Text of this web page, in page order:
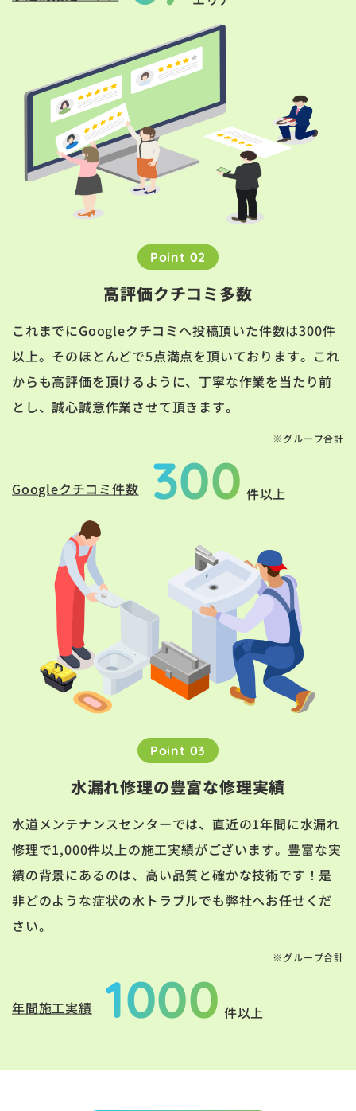
Point 02
高評価クチコミ多数
これまでにGoogleクチコミへ投稿頂いた件数は300件
以上。そのほとんどで5点満点を頂いております。これ
からも高評価を頂けるように、丁寧な作業を当たり前
とし、誠心誠意作業させて頂きます。
※グループ合計
Googleクチコミ件数 300 件以上
Point 03
水漏れ修理の豊富な修理実績
水道メンテナンスセンターでは、直近の1年間に水漏れ
修理で1,000件以上の施工実績がございます。豊富な実
績の背景にあるのは、高い品質と確かな技術です！是
非どのような症状の水トラブルでも弊社へお任せくだ
さい。
※グループ合計
年間施工実績 1000 件以上